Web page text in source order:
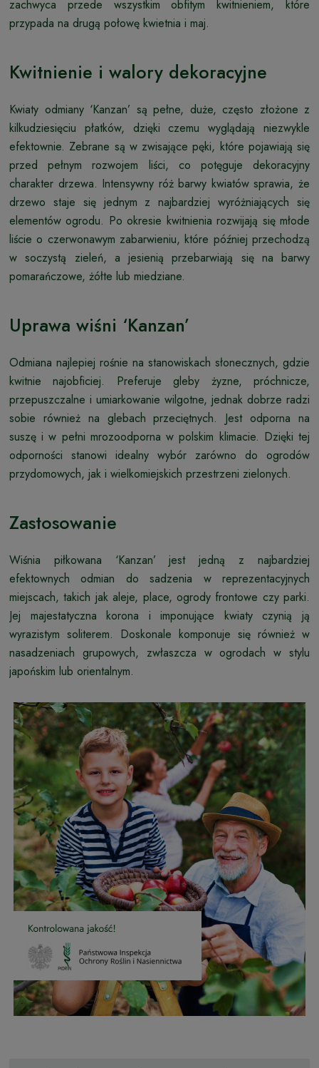
zachwyca przede wszystkim obfitym kwitnieniem, które
przypada na drugą połowę kwietnia i maj.
Kwitnienie i walory dekoracyjne
Kwiaty odmiany ‘Kanzan’ są pełne, duże, często złożone z
kilkudziesięciu płatków, dzięki czemu wyglądają niezwykle
efektownie. Zebrane są w zwisające pęki, które pojawiają się
przed pełnym rozwojem liści, co potęguje dekoracyjny
charakter drzewa. Intensywny róż barwy kwiatów sprawia, że
drzewo staje się jednym z najbardziej wyróżniających się
elementów ogrodu. Po okresie kwitnienia rozwijają się młode
liście o czerwonawym zabarwieniu, które później przechodzą
w soczystą zieleń, a jesienią przebarwiają się na barwy
pomarańczowe, żółte lub miedziane.
Uprawa wiśni ‘Kanzan’
Odmiana najlepiej rośnie na stanowiskach słonecznych, gdzie
kwitnie najobficiej. Preferuje gleby żyzne, próchnicze,
przepuszczalne i umiarkowanie wilgotne, jednak dobrze radzi
sobie również na glebach przeciętnych. Jest odporna na
suszę i w pełni mrozoodporna w polskim klimacie. Dzięki tej
odporności stanowi idealny wybór zarówno do ogrodów
przydomowych, jak i wielkomiejskich przestrzeni zielonych.
Zastosowanie
Wiśnia piłkowana ‘Kanzan’ jest jedną z najbardziej
efektownych odmian do sadzenia w reprezentacyjnych
miejscach, takich jak aleje, place, ogrody frontowe czy parki.
Jej majestatyczna korona i imponujące kwiaty czynią ją
wyrazistym soliterem. Doskonale komponuje się również w
nasadzeniach grupowych, zwłaszcza w ogrodach w stylu
japońskim lub orientalnym.